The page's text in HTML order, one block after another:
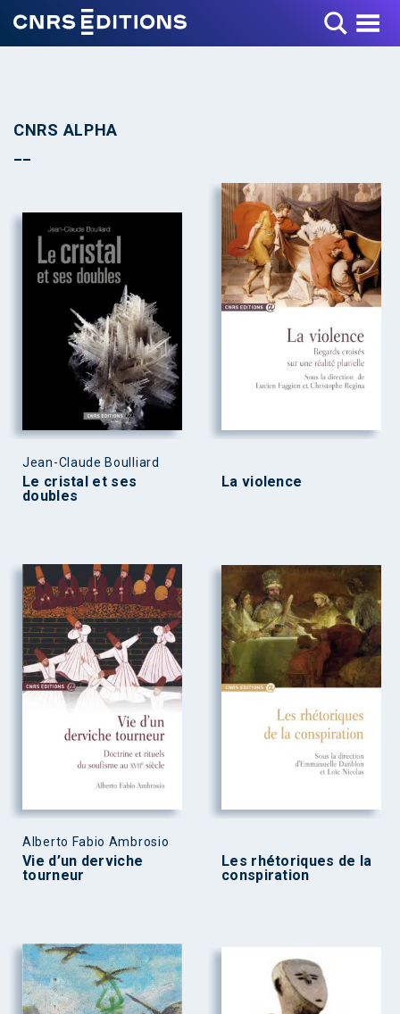
Toggle Menu
CNRS ALPHA
Jean-Claude Boulliard
Le cristal et ses
doubles
La violence
Alberto Fabio Ambrosio
Vie d’un derviche
tourneur
Les rhétoriques de la
conspiration